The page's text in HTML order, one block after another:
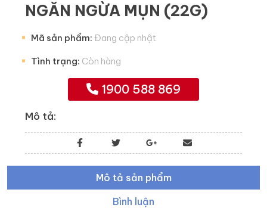
NGĂN NGỪA MỤN (22G)
Mã sản phẩm: Đang cập nhật
Tình trạng: Còn hàng
1900 588 869
Mô tả:
Mô tả sản phẩm
Bình luận